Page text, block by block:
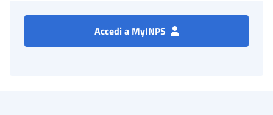
Accedi a MyINPS